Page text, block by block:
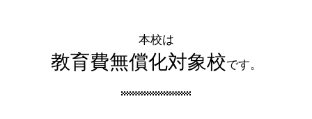
本校は
教育費無償化対象校です。